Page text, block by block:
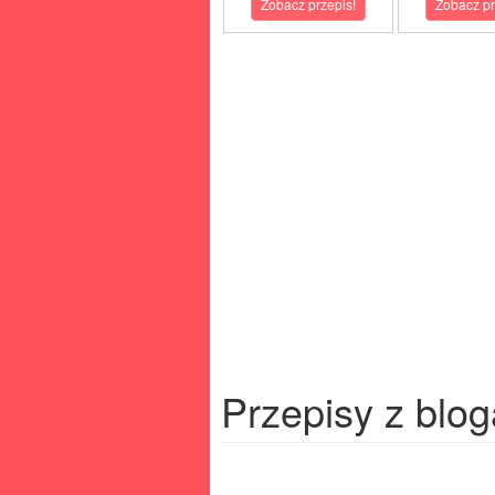
Zobacz przepis! Zobacz
Przepisy z